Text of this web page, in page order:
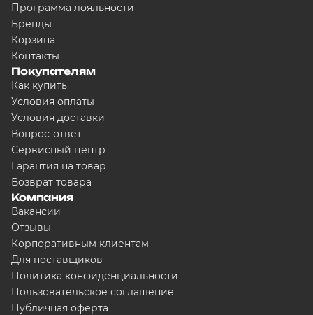
Программа лояльности
Бренды
Корзина
Контакты
Покупателям
Как купить
Условия оплаты
Условия доставки
Вопрос-ответ
Сервисный центр
Гарантия на товар
Возврат товара
Компания
Вакансии
Отзывы
Корпоративным клиентам
Для поставщиков
Политика конфиденциальности
Пользовательское соглашение
Публичная оферта